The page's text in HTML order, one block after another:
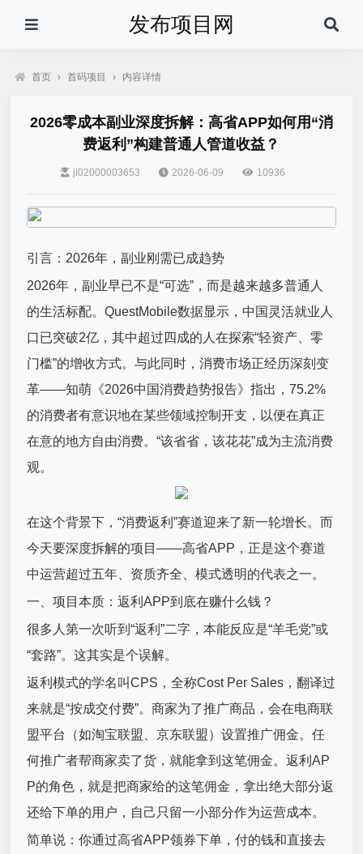
发布项目网
首页 › 首码项目 › 内容详情
2026零成本副业深度拆解：高省APP如何用“消
费返利”构建普通人管道收益？
ji02000003653 2026-06-09 10936
引言：2026年，副业刚需已成趋势
2026年，副业早已不是“可选”，而是越来越多普通人
的生活标配。QuestMobile数据显示，中国灵活就业人
口已突破2亿，其中超过四成的人在探索“轻资产、零
门槛”的增收方式。与此同时，消费市场正经历深刻变
革——知萌《2026中国消费趋势报告》指出，75.2%
的消费者有意识地在某些领域控制开支，以便在真正
在意的地方自由消费。“该省省，该花花”成为主流消费
观。
在这个背景下，“消费返利”赛道迎来了新一轮增长。而
今天要深度拆解的项目——高省APP，正是这个赛道
中运营超过五年、资质齐全、模式透明的代表之一。
一、项目本质：返利APP到底在赚什么钱？
很多人第一次听到“返利”二字，本能反应是“羊毛党”或
“套路”。这其实是个误解。
返利模式的学名叫CPS，全称Cost Per Sales，翻译过
来就是“按成交付费”。商家为了推广商品，会在电商联
盟平台（如淘宝联盟、京东联盟）设置推广佣金。任
何推广者帮商家卖了货，就能拿到这笔佣金。返利AP
P的角色，就是把商家给的这笔佣金，拿出绝大部分返
还给下单的用户，自己只留一小部分作为运营成本。
简单说：你通过高省APP领券下单，付的钱和直接去